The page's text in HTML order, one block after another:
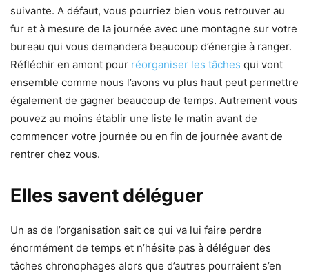
suivante. A défaut, vous pourriez bien vous retrouver au
fur et à mesure de la journée avec une montagne sur votre
bureau qui vous demandera beaucoup d’énergie à ranger.
Réfléchir en amont pour réorganiser les tâches qui vont
ensemble comme nous l’avons vu plus haut peut permettre
également de gagner beaucoup de temps. Autrement vous
pouvez au moins établir une liste le matin avant de
commencer votre journée ou en fin de journée avant de
rentrer chez vous.
Elles savent déléguer
Un as de l’organisation sait ce qui va lui faire perdre
énormément de temps et n’hésite pas à déléguer des
tâches chronophages alors que d’autres pourraient s’en